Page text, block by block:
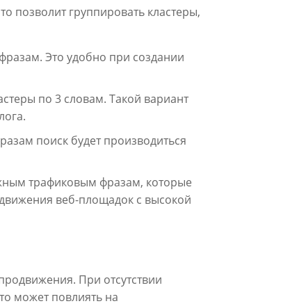
позволит группировать кластеры,
Это удобно при создании
по 3 словам. Такой вариант
поиск будет производиться
трафиковым фразам, которые
веб-площадок с высокой
При отсутствии
может повлиять на